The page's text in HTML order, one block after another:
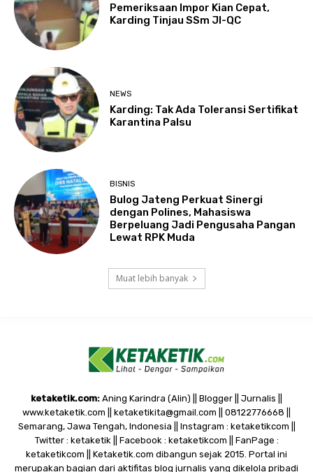
Pemeriksaan Impor Kian Cepat,
Karding Tinjau SSm JI-QC
NEWS
Karding: Tak Ada Toleransi Sertifikat
Karantina Palsu
BISNIS
Bulog Jateng Perkuat Sinergi
dengan Polines, Mahasiswa
Berpeluang Jadi Pengusaha Pangan
Lewat RPK Muda
Muat lebih banyak
ketaketik.com: Aning Karindra (Alin) || Blogger || Jurnalis ||
www.ketaketik.com || ketaketikita@gmail.com || 08122776668 ||
Semarang, Jawa Tengah, Indonesia || Instagram : ketaketikcom ||
Twitter : ketaketik || Facebook : ketaketikcom || FanPage :
ketaketikcom || Ketaketik.com dibangun sejak 2015. Portal ini
merupakan bagian dari aktifitas blog jurnalis yang dikelola pribadi